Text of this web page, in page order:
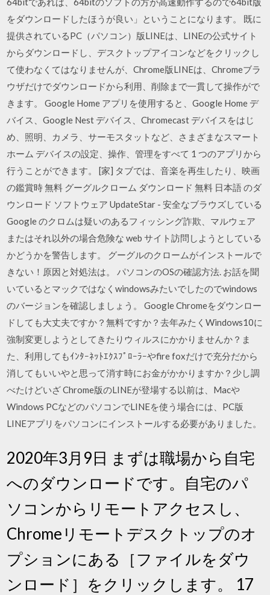
をダウンロードしたほうが良い」ということになります。 既に
提供されているPC（パソコン）版LINEは、LINEの公式サイト
からダウンロードし、デスクトップアイコンなどをクリックし
て使わなくてはなりませんが、Chrome版LINEは、Chromeブラ
ウザだけでダウンロードから利用、削除まで一貫して操作がで
きます。 Google Home アプリを使用すると、Google Home デ
バイス、Google Nest デバイス、Chromecast デバイスをはじ
め、照明、カメラ、サーモスタットなど、さまざまなスマート
ホーム デバイスの設定、操作、管理をすべて 1 つのアプリから
行うことができます。 [家] タブでは、音楽を再生したり、映画
の鑑賞時 無料 グーグルクローム ダウンロード 無料 日本語 のダ
ウンロード ソフトウェア UpdateStar - 安全なブラウズしている
Google のクロムは疑いのあるフィッシング詐欺、マルウェア
またはそれ以外の場合危険な web サイト訪問しようとしている
かどうかを警告します。 グーグルのクロームがインストールで
きない！原因と対処法は。 パソコンのOSの確認方法. お話を聞
いているとマックではなくwindowsみたいでしたのでwindows
のバージョンを確認しましょう。 Google Chromeをダウンロー
ドしても大丈夫ですか？無料ですか？去年みたくWindows10に
強制変更しようとしてきたりウィルスにかかりませんか？ま
た、利用してもｲﾝﾀｰﾈｯﾄｴｸｽﾌﾟﾛｰﾗｰやfire foxだけで充分だから
消してもいいやと思って消す時にお金がかかりますか？少し調
べたけどいざ Chrome版のLINEが登場する以前は、Macや
Windows PCなどのパソコンでLINEを使う場合には、PC版
LINEアプリをパソコンにインストールする必要がありました。
2020年3月9日 まずは職場から自宅
へのダウンロードです。自宅のパ
ソコンからリモートアクセスし、
Chromeリモートデスクトップのオ
プションにある［ファイルをダウ
ンロード］をクリックします。 17